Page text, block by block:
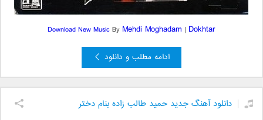
Download New MusicBy Mehdi Moghadam | Dokhtar
ادامه مطلب و دانلود
دانلود آهنگ جدید حمید طالب زاده بنام دختر